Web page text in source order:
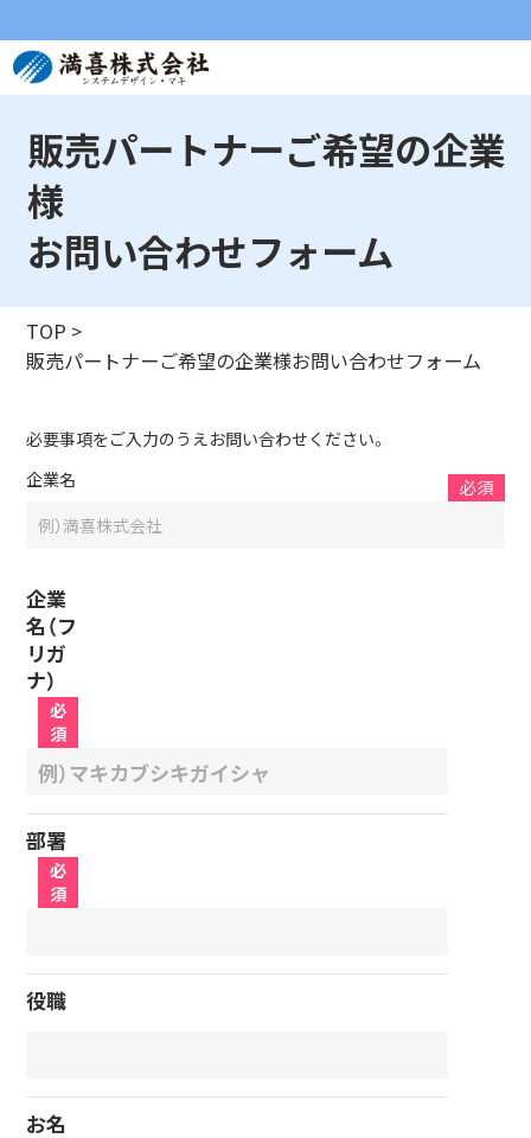
販売パートナーご希望の企業
様
お問い合わせフォーム
TOP >
販売パートナーご希望の企業様お問い合わせフォーム
必要事項をご入力のうえお問い合わせください。
企業名
必須
企業
名（フ
リガ
ナ）
必
須
部署
必
須
役職
お名